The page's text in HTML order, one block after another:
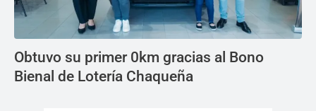
Obtuvo su primer 0km gracias al Bono
Bienal de Lotería Chaqueña